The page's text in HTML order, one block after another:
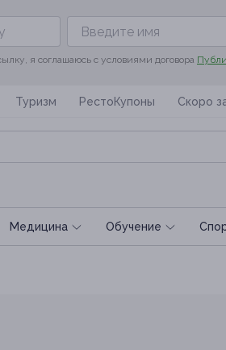
я соглашаюсь с условиями договора
Туризм РестоКупоны Скоро
Медицина Обучение